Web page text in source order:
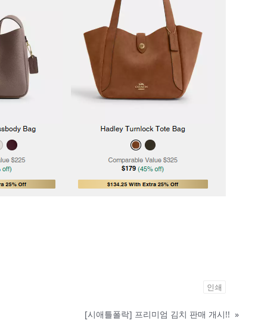
인쇄
[시애틀폴락] 프리미엄 김치 판매 개시!! »